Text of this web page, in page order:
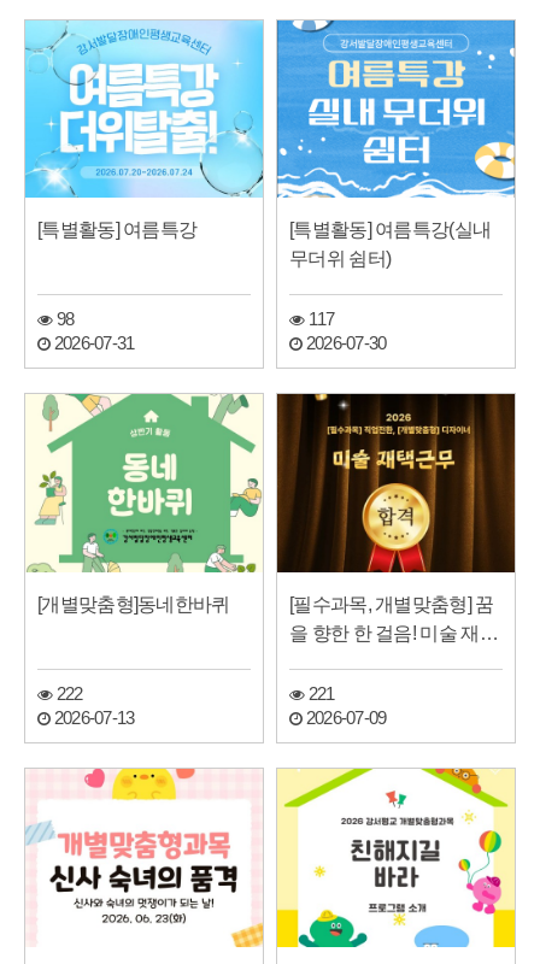
[특별활동] 여름특강
98
2026-07-31
[특별활동] 여름특강(실내
무더위 쉼터)
117
2026-07-30
[개별맞춤형]동네한바퀴
222
2026-07-13
[필수과목, 개별맞춤형] 꿈
을 향한 한 걸음! 미술 재택
221
2026-07-09